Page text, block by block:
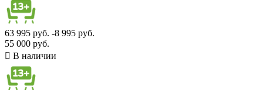
63 995 руб. -8 995 руб.
55 000 руб.
 В наличии